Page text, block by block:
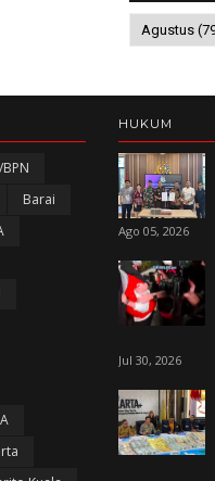
Barai
HUKUM
Ago 05, 2026
Jul 30, 2026